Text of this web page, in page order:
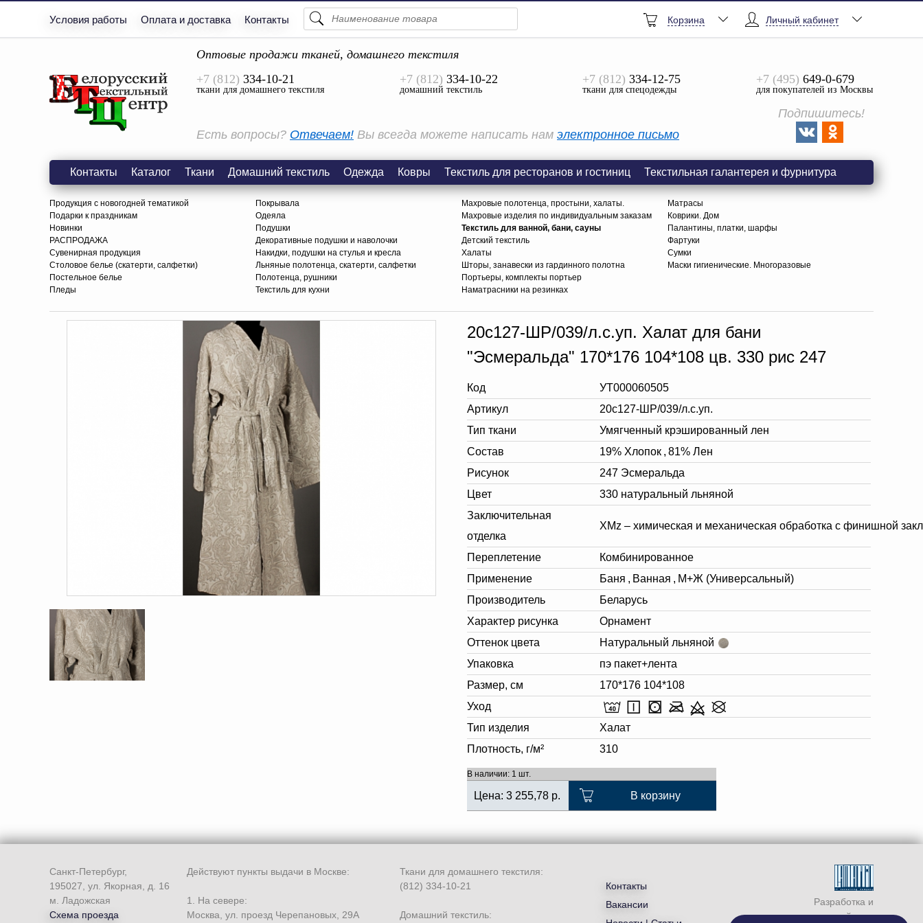
Условия работы Оплата и доставка Контакты
Просмотреть Все
Личный кабинет
Корзина
Оптовые продажи тканей, домашнего текстиля
+7 (812) 334-10-21
ткани для домашнего текстиля
+7 (812) 334-10-22
домашний текстиль
+7 (812) 334-12-75
ткани для спецодежды
+7 (495) 649-0-679
для покупателей из Москвы
Есть вопросы? Отвечаем! Вы всегда можете написать нам электронное письмо
Подпишитесь!
Контакты Каталог Ткани Домашний текстиль Одежда Ковры Текстиль для ресторанов и гостиниц Текстильная галантерея и фурнитура
Продукция с новогодней тематикой
Подарки к праздникам
Новинки
РАСПРОДАЖА
Сувенирная продукция
Столовое белье (скатерти, салфетки)
Постельное белье
Пледы
Покрывала
Одеяла
Подушки
Декоративные подушки и наволочки
Накидки, подушки на стулья и кресла
Льняные полотенца, скатерти, салфетки
Полотенца, рушники
Текстиль для кухни
Махровые полотенца, простыни, халаты.
Махровые изделия по индивидуальным заказам
Текстиль для ванной, бани, сауны
Детский текстиль
Халаты
Шторы, занавески из гардинного полотна
Портьеры, комплекты портьер
Наматрасники на резинках
Матрасы
Коврики. Дом
Палантины, платки, шарфы
Фартуки
Сумки
Маски гигиенические. Многоразовые
20с127-ШР/039/л.с.уп. Халат для бани
"Эсмеральда" 170*176 104*108 цв. 330 рис 247
Код
УТ000060505
Артикул
20с127-ШР/039/л.с.уп.
Тип ткани
Умягченный крэшированный лен
Состав
19% Хлопок , 81% Лен
Рисунок
247 Эсмеральда
Цвет
330 натуральный льняной
Заключительная
отделка
XMz – химическая и механическая обработка с финишной
Переплетение
Комбинированное
Применение
Баня , Ванная , М+Ж (Универсальный)
Производитель
Беларусь
Характер рисунка
Орнамент
Оттенок цвета
Натуральный льняной
Упаковка
пэ пакет+лента
Размер, см
170*176 104*108
Уход
Тип изделия
Халат
Плотность, г/м²
310
В наличии: 1 шт.
Цена: 3 255,78 р. В корзину
Разработка и
продвижение сайта —
Санкт-Петербург,
195027, ул. Якорная, д. 16
м. Ладожская
Схема проезда
Действуют пункты выдачи в Москве:
1. На севере:
Москва, ул. проезд Черепановых, 29А
Ткани для домашнего текстиля:
(812) 334-10-21
Домашний текстиль:
Контакты
Вакансии